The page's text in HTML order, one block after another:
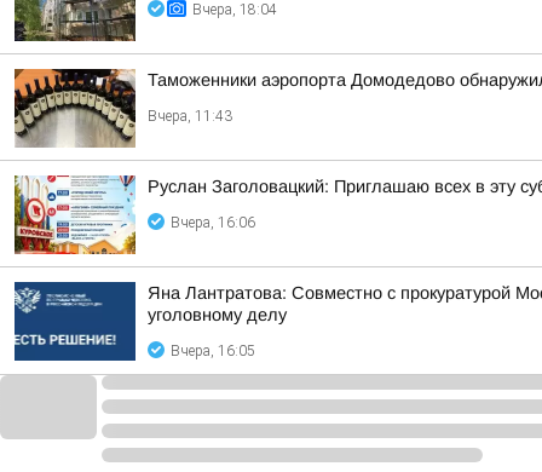
Вчера, 18:04
Таможенники аэропорта Домодедово
Вчера, 11:43
Руслан Заголовацкий: Приглашаю всех в эту
Вчера, 16:06
Яна Лантратова: Совместно с прокуратурой
уголовному делу
Вчера, 16:05